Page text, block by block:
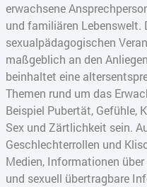
erwachsene
und familiären Lebenswelt.
sexualpädagogischen
maßgeblich an den
beinhaltet eine
Themen rund um das
Beispiel Pubertät, Gefühle,
Sex und Zärtlichkeit sein.
Geschlechterrollen und
Medien, Informationen
und sexuell übertragbare